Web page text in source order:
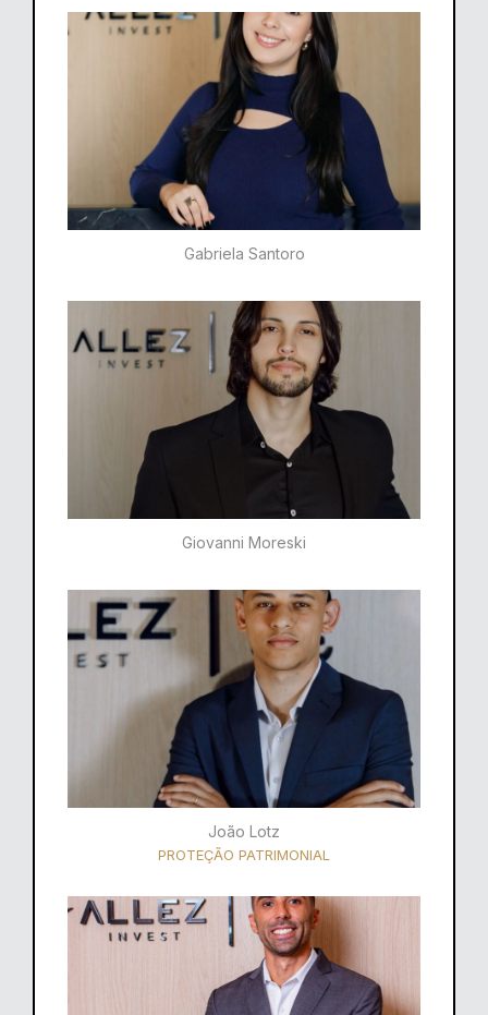
Gabriela Santoro​
Giovanni Moreski
João Lotz
PROTEÇÃO PATRIMONIAL